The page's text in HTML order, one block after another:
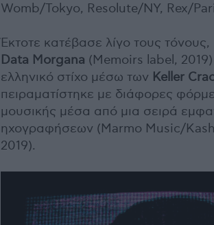
Womb/Tokyo, Resolute/NY, Rex/
Έκτοτε κατέβασε λίγο τους
Data Morgana (Memoirs label,
ελληνικό στίχο μέσω των Keller
πειραματίστηκε με διάφορες
μουσικής μέσα από μια σειρά
ηχογραφήσεων (Marmo Music/
2019).